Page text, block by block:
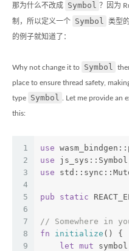
那为什么不改成 Symbol ？因为
制，所以定义一个 Symbol 类型
的例子就知道了：
Why not change it to Symbol
place to ensure thread safety,
type Symbol . Let me provide an
this:
1
2
3
4
5
6
7
8
9
use
use
use
pub static
// Somewhere in
fn
initialize () {
let mut